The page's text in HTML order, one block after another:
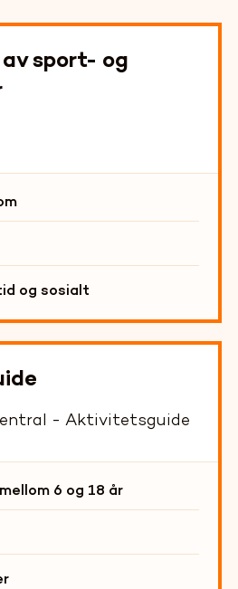
sport- og
og sosialt
- Aktivitetsguide
6 og 18 år